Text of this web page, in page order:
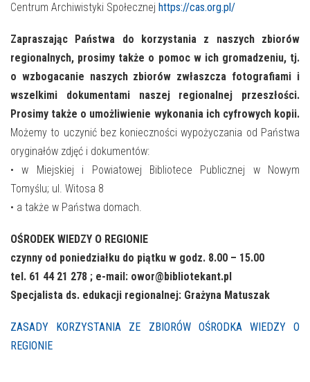
Centrum Archiwistyki Społecznej https://cas.org.pl/
Zapraszając Państwa do korzystania z naszych zbiorów
regionalnych, prosimy także o pomoc w ich gromadzeniu, tj.
o wzbogacanie naszych zbiorów zwłaszcza fotografiami i
wszelkimi dokumentami naszej regionalnej przeszłości.
Prosimy także o umożliwienie wykonania ich cyfrowych kopii.
Możemy to uczynić bez konieczności wypożyczania od Państwa
oryginałów zdjęć i dokumentów:
• w Miejskiej i Powiatowej Bibliotece Publicznej w Nowym
Tomyślu; ul. Witosa 8
• a także w Państwa domach.
OŚRODEK WIEDZY O REGIONIE
czynny od poniedziałku do piątku w godz. 8.00 – 15.00
tel. 61 44 21 278 ; e-mail: owor@bibliotekant.pl
Specjalista ds. edukacji regionalnej: Grażyna Matuszak
ZASADY KORZYSTANIA ZE ZBIORÓW OŚRODKA WIEDZY O
REGIONIE